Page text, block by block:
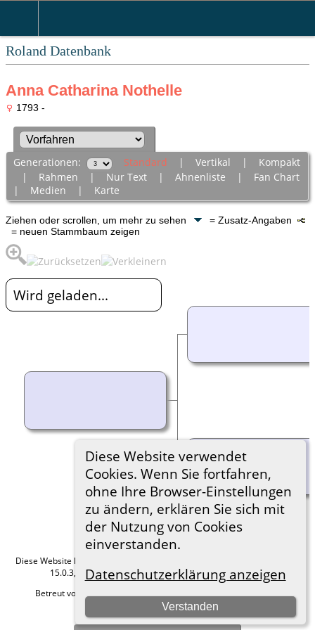
Roland Datenbank
Diese Website verwendet
Cookies. Wenn Sie fortfahren,
ohne Ihre Browser-Einstellungen
zu ändern, erklären Sie sich mit
der Nutzung von Cookies
einverstanden.
Datenschutzerklärung anzeigen
Verstanden
Anna Catharina Nothelle
1793 -
Generationen: Standard | Vertikal | Kompakt
| Rahmen | Nur Text| Ahnenliste | Fan Chart
| Medien | Karte
Ziehen oder scrollen, um mehr zu sehen
= Zusatz-Angaben
= neuen Stammbaum zeigen
Wird geladen...
Diese Website läuft mit
15.0.3, programmiert von Darrin Lythgoe © 2001-2026.
Betreut von
Hier geht es zum Impressum